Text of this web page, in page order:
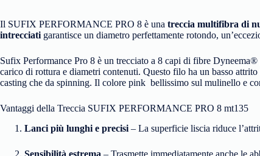
Il SUFIX PERFORMANCE PRO 8 è una treccia multifibra di
intrecciati garantisce un diametro perfettamente rotondo,
Sufix Performance Pro 8 è un trecciato a 8 capi di fibre
carico di rottura e diametri contenuti. Questo filo ha un basso
casting che da spinning. Il colore pink bellissimo sul mulinello e
Vantaggi della Treccia SUFIX PERFORMANCE PRO 8 mt135
Lanci più lunghi e precisi – La superficie liscia riduce
Sensibilità estrema – Trasmette immediatamente anche le